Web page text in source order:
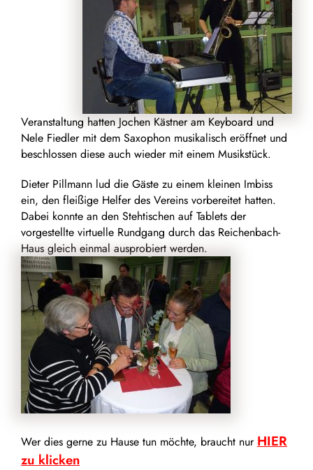
Veranstaltung hatten Jochen Kästner am Keyboard und
Nele Fiedler mit dem Saxophon musikalisch eröffnet und
beschlossen diese auch wieder mit einem Musikstück.
Dieter Pillmann lud die Gäste zu einem kleinen Imbiss
ein, den fleißige Helfer des Vereins vorbereitet hatten.
Dabei konnte an den Stehtischen auf Tablets der
vorgestellte virtuelle Rundgang durch das Reichenbach-
Haus gleich einmal ausprobiert werden.
Wer dies gerne zu Hause tun möchte, braucht nur HIER
zu klicken